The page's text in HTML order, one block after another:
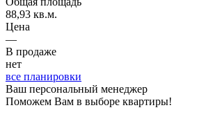
88,93 кв.м.
Цена
—
В продаже
нет
все планировки
Ваш персональный менеджер
Поможем Вам в выборе квартиры!